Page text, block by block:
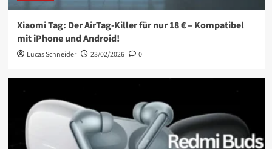
Xiaomi Tag: Der AirTag-Killer für nur 18 € – Kompatibel
mit iPhone und Android!
Lucas Schneider 23/02/2026 0